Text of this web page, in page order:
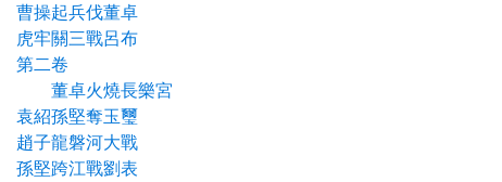
曹操起兵伐董卓
虎牢關三戰呂布
第二卷
董卓火燒長樂宮
袁紹孫堅奪玉璽
趙子龍磐河大戰
孫堅跨江戰劉表